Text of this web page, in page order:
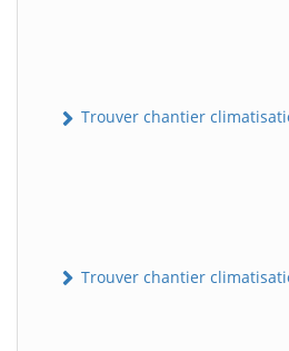
Trouver chantier
Trouver chantier